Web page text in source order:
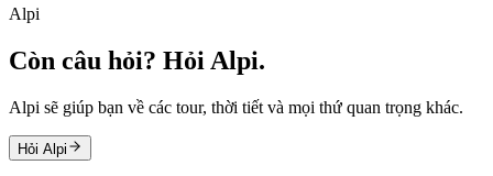
Alpi
Còn câu hỏi? Hỏi Alpi.
Alpi sẽ giúp bạn về các tour, thời tiết và mọi thứ quan trọng khác.
Hỏi Alpi